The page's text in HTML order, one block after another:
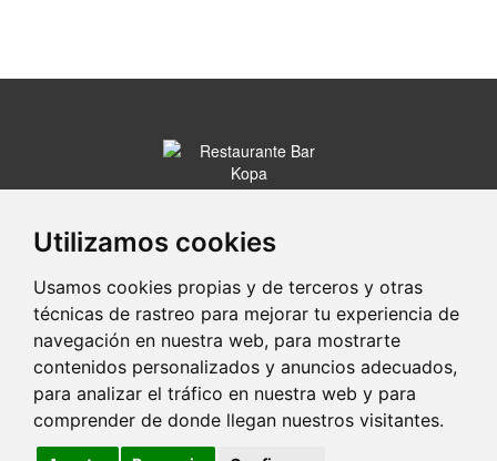
Utilizamos cookies
Usamos cookies propias y de terceros y otras
técnicas de rastreo para mejorar tu experiencia de
navegación en nuestra web, para mostrarte
contenidos personalizados y anuncios adecuados,
para analizar el tráfico en nuestra web y para
comprender de donde llegan nuestros visitantes.
34001 Palencia (Palencia)
www.restaurantekopa.es
portaldetuciudad.com